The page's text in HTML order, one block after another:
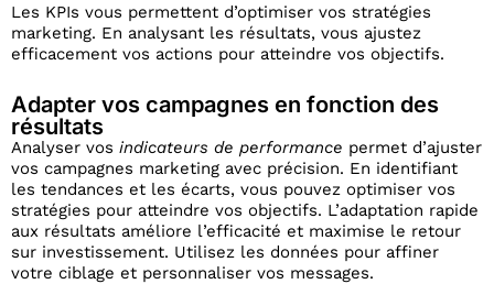
Les KPIs vous permettent d’optimiser vos stratégies
marketing. En analysant les résultats, vous ajustez
efficacement vos actions pour atteindre vos objectifs.
Adapter vos campagnes en fonction des
résultats
Analyser vos indicateurs de performance permet d’ajuster
vos campagnes marketing avec précision. En identifiant
les tendances et les écarts, vous pouvez optimiser vos
stratégies pour atteindre vos objectifs. L’adaptation rapide
aux résultats améliore l’efficacité et maximise le retour
sur investissement. Utilisez les données pour affiner
votre ciblage et personnaliser vos messages.